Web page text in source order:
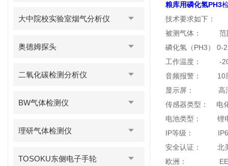
大中院校实验室烟气分析仪
奥德姆探头
二氧化碳检测分析仪
BW气体检测仪
理研气体检测仪
TOSOKU东侧电子手轮
粮库用磷化氢PH3
技术要求如下：
被测气体：
磷化氢（PH3）
工作温度： -20
音频报警： 10
显示屏： 高清晰
传感器类型： 电
电池类型： 锂
IP等级：
安全认证： 北美
欧洲： EEx IIB